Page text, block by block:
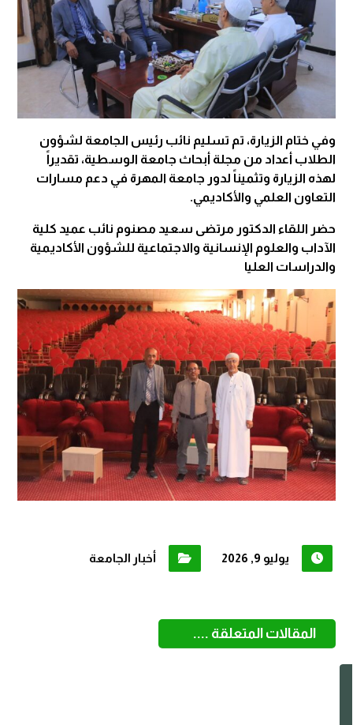
وفي ختام الزيارة، تم تسليم نائب رئيس الجامعة لشؤون
الطلاب أعداد من مجلة أبحاث جامعة الوسطية، تقديراً
لهذه الزيارة وتثميناً لدور جامعة المهرة في دعم مسارات
التعاون العلمي والأكاديمي.
حضر اللقاء الدكتور مرتضى سعيد مصنوم نائب عميد كلية
الآداب والعلوم الإنسانية والاجتماعية للشؤون الأكاديمية
والدراسات العليا
يوليو 9, 2026 أخبار الجامعة
المقالات المتعلقة ....